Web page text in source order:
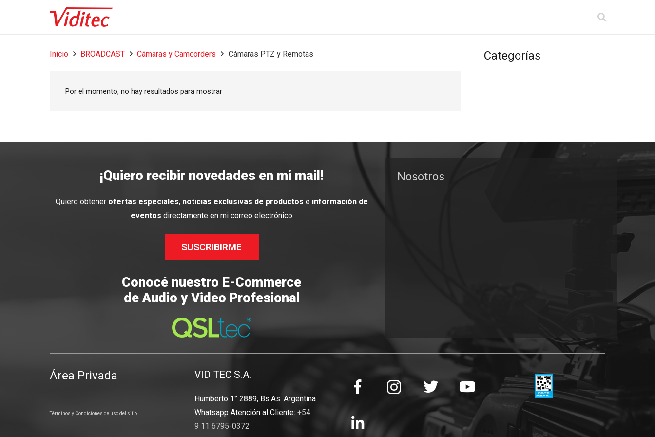
Inicio BROADCAST Cámaras y Camcorders Cámaras PTZ y Remotas
Por el momento, no hay resultados para mostrar
Categorías
¡Quiero recibir novedades en mi mail!
Quiero obtener ofertas especiales, noticias exclusivas de productos e información de
eventos directamente en mi correo electrónico
SUSCRIBIRME
Conocé nuestro E-Commerce
de Audio y Video Profesional
Nosotros
Área Privada
Términos y Condiciones de uso del sitio
VIDITEC S.A.
Humberto 1° 2889, Bs.As. Argentina
Whatsapp Atención al Cliente: +54
9 11 6795-0372